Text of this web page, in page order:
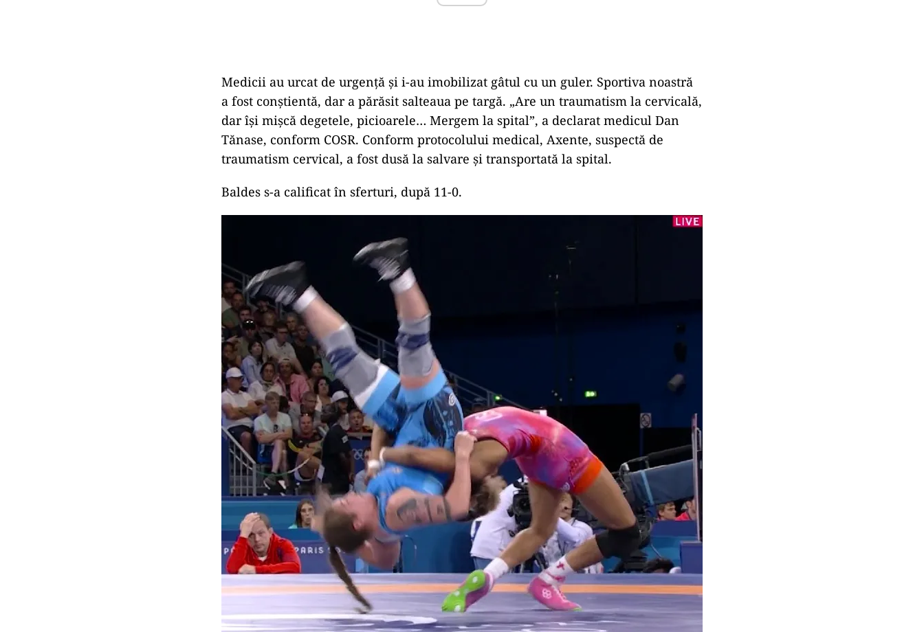
Medicii au urcat de urgență și i-au imobilizat gâtul cu un guler. Sportiva noastră
a fost conștientă, dar a părăsit salteaua pe targă. „Are un traumatism la cervicală,
dar îşi mişcă degetele, picioarele… Mergem la spital”, a declarat medicul Dan
Tănase, conform COSR. Conform protocolului medical, Axente, suspectă de
traumatism cervical, a fost dusă la salvare și transportată la spital.
Baldes s-a calificat în sferturi, după 11-0.